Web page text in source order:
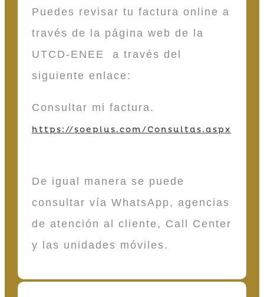
Puedes revisar tu factura online a
través de la página web de la
UTCD-ENEE a través del
siguiente enlace:
Consultar mi factura.
https://soeplus.com/Consultas.aspx
De igual manera se puede
consultar vía WhatsApp, agencias
de atención al cliente, Call Center
y las unidades móviles.